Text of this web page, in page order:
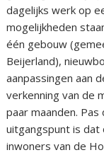
dagelijks werk op
mogelijkheden
één gebouw
Beijerland),
aanpassingen aan
verkenning van de
paar maanden.
uitgangspunt is
inwoners van de